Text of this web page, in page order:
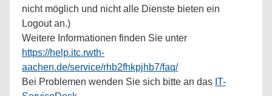
nicht möglich und nicht alle Dienste bieten ein
Logout an.)
Weitere Informationen finden Sie unter
https://help.itc.rwth-
aachen.de/service/rhb2fhkpjhb7/faq/
Bei Problemen wenden Sie sich bitte an das IT-